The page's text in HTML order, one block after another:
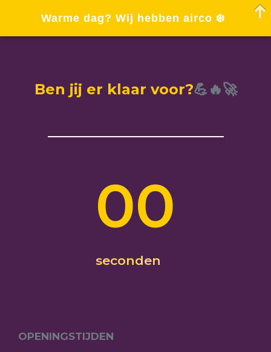
Ben jij er klaar voor?💪🔥🚀
00
seconden
OPENINGSTIJDEN
Warme dag? Wij hebben airco ❄️